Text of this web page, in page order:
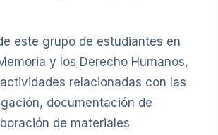
este grupo de estudiantes en
y los Derecho Humanos,
relacionadas con las
documentación de
de materiales